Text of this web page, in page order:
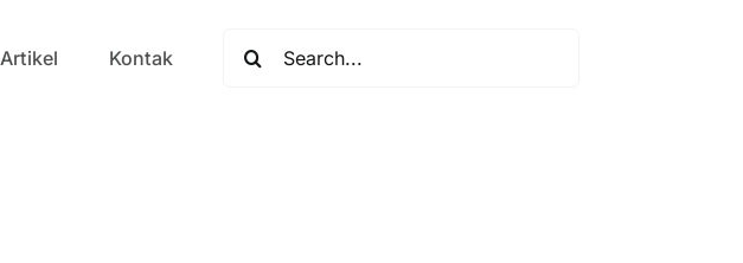
Artikel Kontak
for: